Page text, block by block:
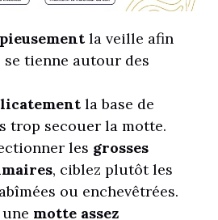
la veille afin
tienne autour des
la base de
trop secouer la motte.
les grosses
, ciblez plutôt les
ou enchevêtrées.
une motte assez